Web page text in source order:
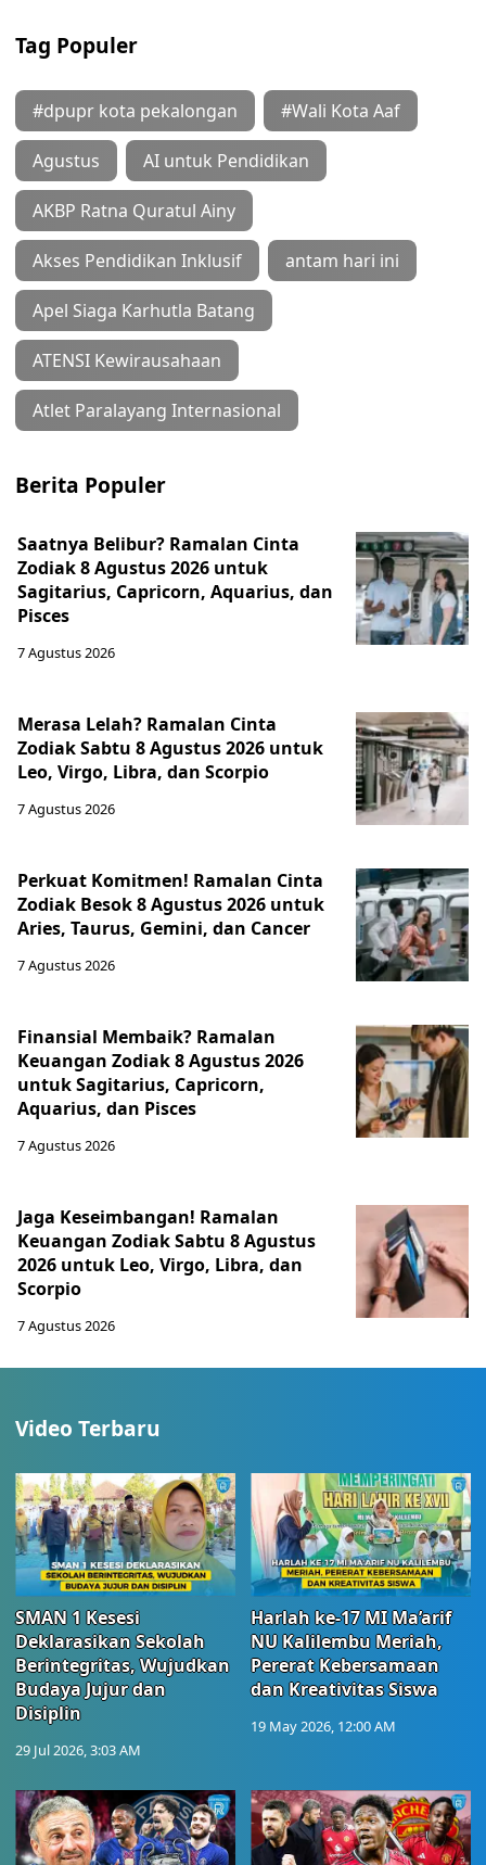
Tag Populer
#dpupr kota pekalongan #Wali Kota Aaf
Agustus AI untuk Pendidikan
AKBP Ratna Quratul Ainy
Akses Pendidikan Inklusif antam hari ini
Apel Siaga Karhutla Batang
ATENSI Kewirausahaan
Atlet Paralayang Internasional
Berita Populer
Saatnya Belibur? Ramalan Cinta
Zodiak 8 Agustus 2026 untuk
Sagitarius, Capricorn, Aquarius, dan
Pisces
7 Agustus 2026
Merasa Lelah? Ramalan Cinta
Zodiak Sabtu 8 Agustus 2026 untuk
Leo, Virgo, Libra, dan Scorpio
7 Agustus 2026
Perkuat Komitmen! Ramalan Cinta
Zodiak Besok 8 Agustus 2026 untuk
Aries, Taurus, Gemini, dan Cancer
7 Agustus 2026
Finansial Membaik? Ramalan
Keuangan Zodiak 8 Agustus 2026
untuk Sagitarius, Capricorn,
Aquarius, dan Pisces
7 Agustus 2026
Jaga Keseimbangan! Ramalan
Keuangan Zodiak Sabtu 8 Agustus
2026 untuk Leo, Virgo, Libra, dan
Scorpio
7 Agustus 2026
Video Terbaru
SMAN 1 Kesesi
Deklarasikan Sekolah
Berintegritas, Wujudkan
Budaya Jujur dan
Disiplin
29 Jul 2026, 3:03 AM
Harlah ke-17 MI Ma’arif
NU Kalilembu Meriah,
Pererat Kebersamaan
dan Kreativitas Siswa
19 May 2026, 12:00 AM